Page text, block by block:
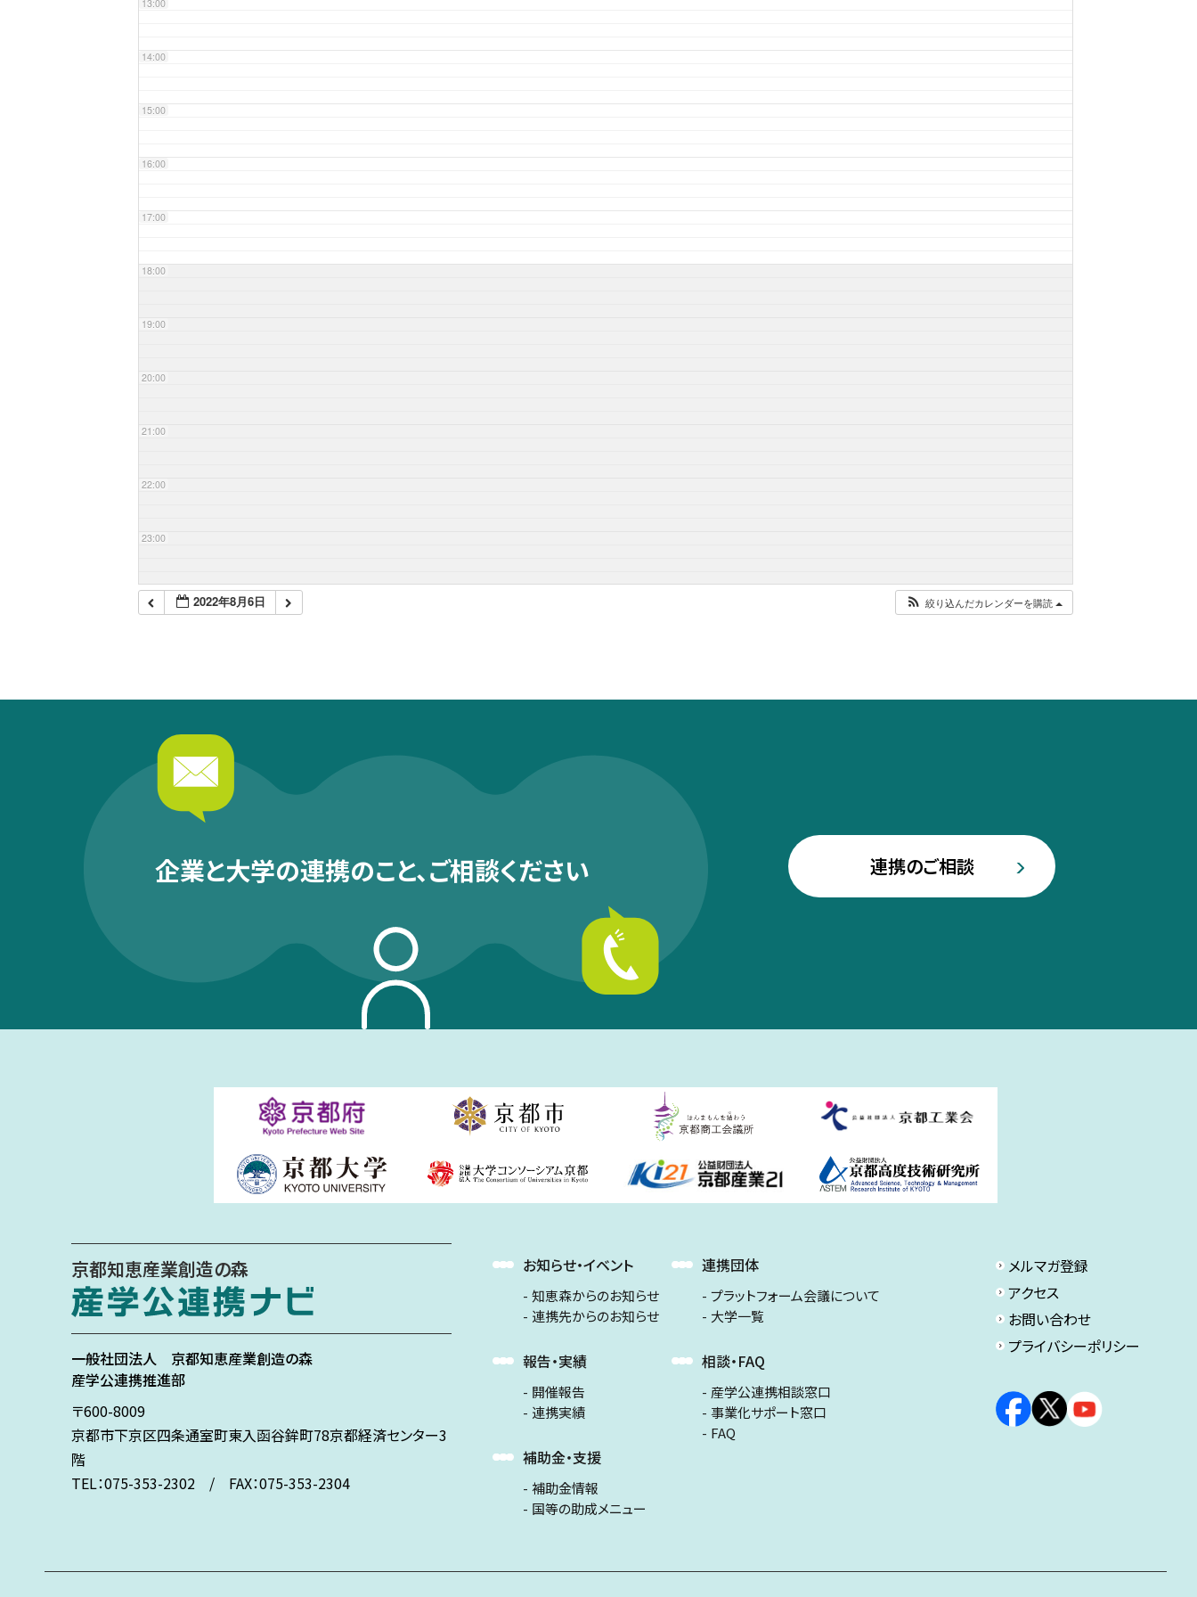
13:00
14:00
15:00
16:00
17:00
18:00
19:00
20:00
21:00
22:00
23:00
2022年8月6日 絞り込んだカレンダーを購読
企業と大学の連携のこと、ご相談ください 連携のご相談
京都知恵産業創造の森
一般社団法人 京都知恵産業創造の森
産学公連携推進部
〒600-8009
京都市下京区四条通室町東入函谷鉾町78京都経済センター3
階
TEL：075-353-2302 / FAX：075-353-2304
お知らせ・イベント
知恵森からのお知らせ
連携先からのお知らせ
報告・実績
開催報告
連携実績
補助金・支援
補助金情報
国等の助成メニュー
連携団体
プラットフォーム会議について
大学一覧
相談・FAQ
産学公連携相談窓口
事業化サポート窓口
FAQ
メルマガ登録
アクセス
お問い合わせ
プライバシーポリシー